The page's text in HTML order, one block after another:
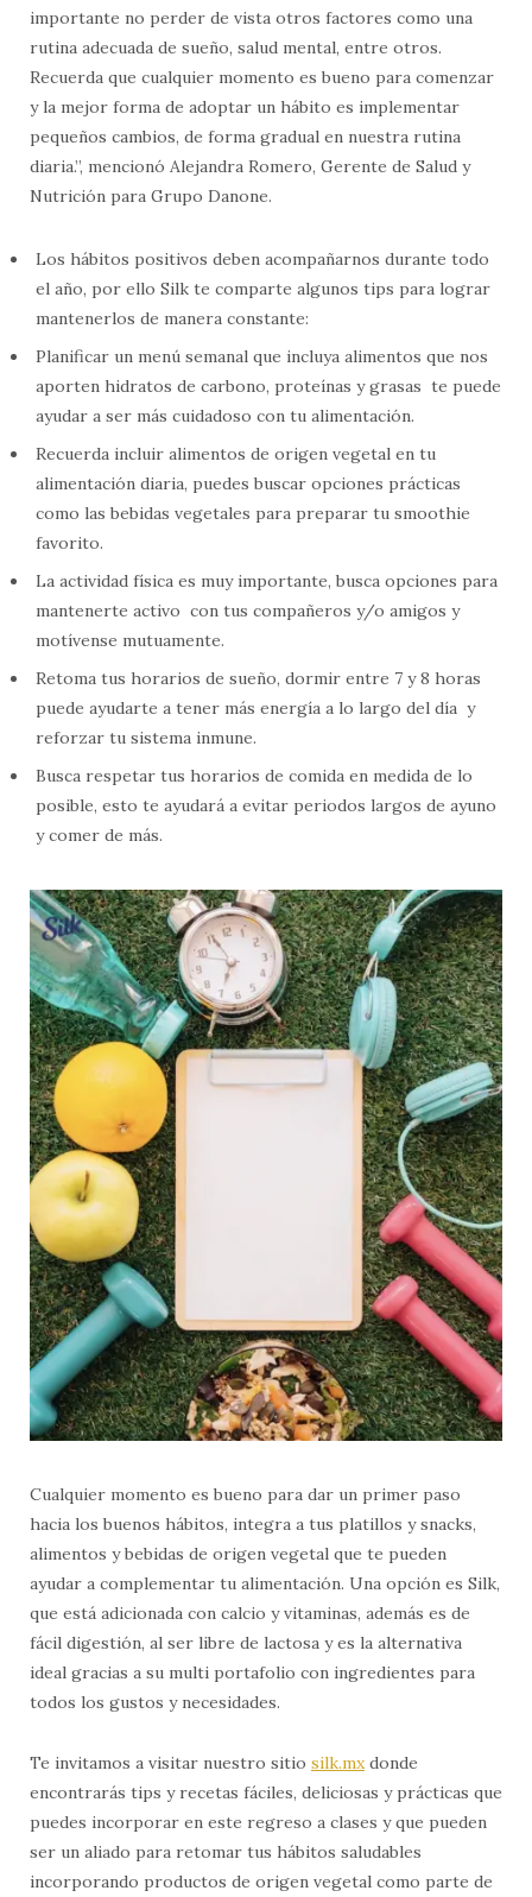
importante no perder de vista otros factores como una
rutina adecuada de sueño, salud mental, entre otros.
Recuerda que cualquier momento es bueno para comenzar
y la mejor forma de adoptar un hábito es implementar
pequeños cambios, de forma gradual en nuestra rutina
diaria.”, mencionó Alejandra Romero, Gerente de Salud y
Nutrición para Grupo Danone.
Los hábitos positivos deben acompañarnos durante todo
el año, por ello Silk te comparte algunos tips para lograr
mantenerlos de manera constante:
Planificar un menú semanal que incluya alimentos que nos
aporten hidratos de carbono, proteínas y grasas te puede
ayudar a ser más cuidadoso con tu alimentación.
Recuerda incluir alimentos de origen vegetal en tu
alimentación diaria, puedes buscar opciones prácticas
como las bebidas vegetales para preparar tu smoothie
favorito.
La actividad física es muy importante, busca opciones para
mantenerte activo con tus compañeros y/o amigos y
motívense mutuamente.
Retoma tus horarios de sueño, dormir entre 7 y 8 horas
puede ayudarte a tener más energía a lo largo del día y
reforzar tu sistema inmune.
Busca respetar tus horarios de comida en medida de lo
posible, esto te ayudará a evitar periodos largos de ayuno
y comer de más.
Cualquier momento es bueno para dar un primer paso
hacia los buenos hábitos, integra a tus platillos y snacks,
alimentos y bebidas de origen vegetal que te pueden
ayudar a complementar tu alimentación. Una opción es Silk,
que está adicionada con calcio y vitaminas, además es de
fácil digestión, al ser libre de lactosa y es la alternativa
ideal gracias a su multi portafolio con ingredientes para
todos los gustos y necesidades.
Te invitamos a visitar nuestro sitio silk.mxdonde
encontrarás tips y recetas fáciles, deliciosas y prácticas que
puedes incorporar en este regreso a clases y que pueden
ser un aliado para retomar tus hábitos saludables
incorporando productos de origen vegetal como parte de